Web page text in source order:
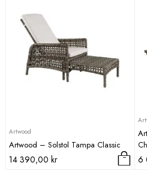
Artwood
Artwood – Solstol Tampa Classic
14 390,00 kr 6